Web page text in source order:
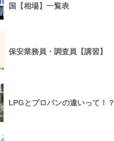
国【相場】一覧表
保安業務員・調査員【講習】
LPGとプロパンの違いって！？